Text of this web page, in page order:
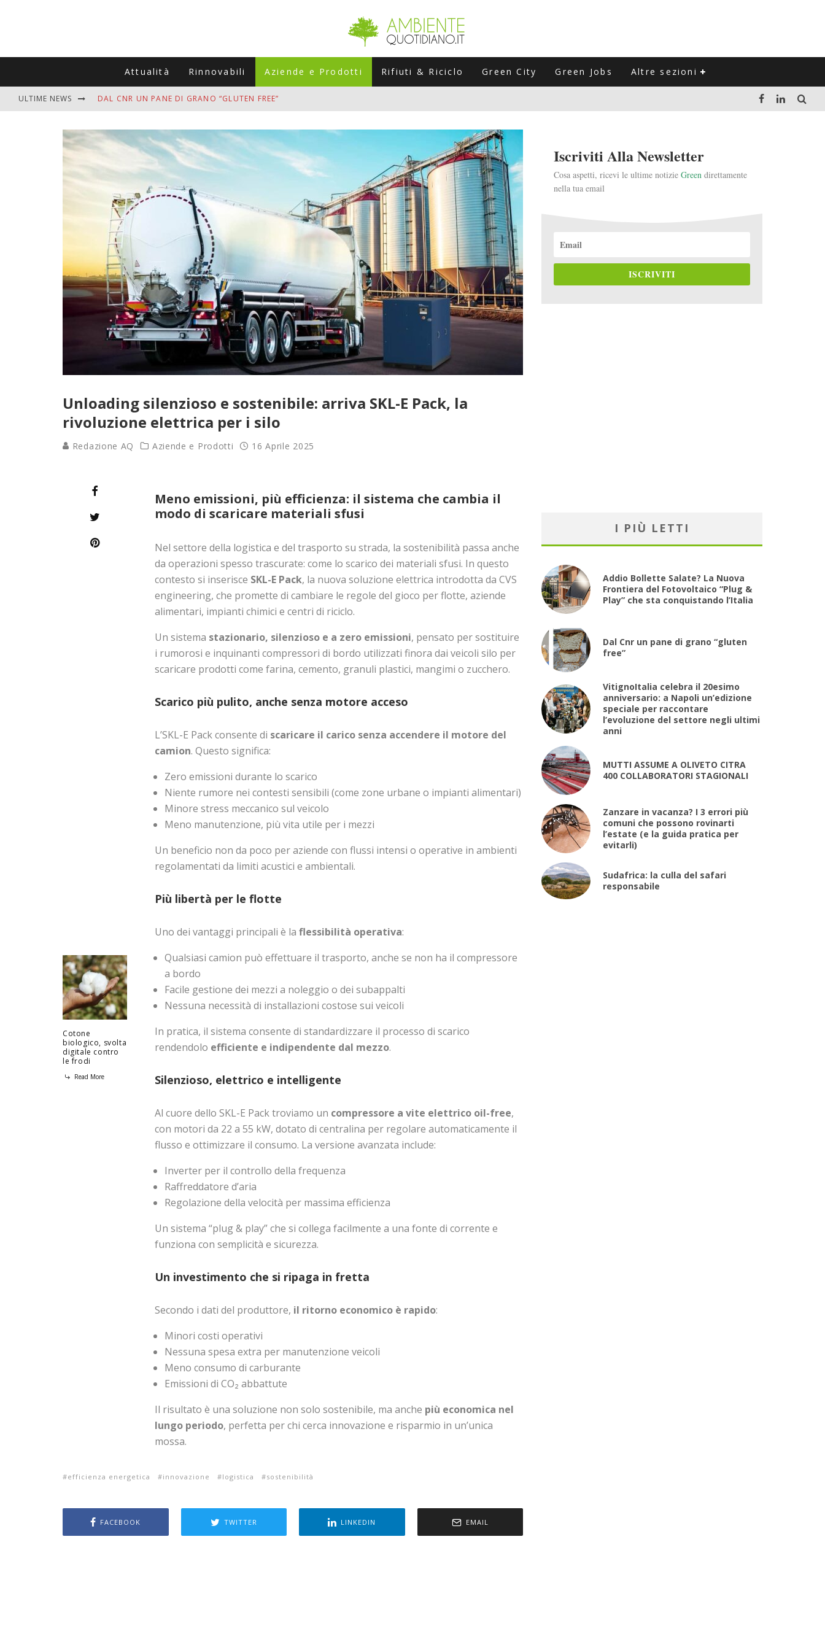
Attualità Rinnovabili Aziende e Prodotti Rifiuti & Riciclo Green City Green Jobs Altre sezioni
ULTIME NEWS DAL CNR UN PANE DI GRANO “GLUTEN FREE”
MUTTI ASSUME A OLIVETO CITRA 400 COLLABORATORI STAGIONALI
ZANZARE IN VACANZA? I 3 ERRORI PIÙ COMUNI CHE POSSONO ROVINARTI L’ESTATE (E LA GUIDA PRATICA PER EVITARLI)
ADDIO BOLLETTE SALATE? LA NUOVA FRONTIERA DEL FOTOVOLTAICO "PLUG & PLAY" CHE STA CONQUISTANDO L'ITALIA
Unloading silenzioso e sostenibile: arriva SKL-E Pack, la
rivoluzione elettrica per i silo
Redazione AQ Aziende e Prodotti 16 Aprile 2025
Cotone
biologico, svolta
digitale contro
le frodi
Read More
Meno emissioni, più efficienza: il sistema che cambia il
modo di scaricare materiali sfusi
Nel settore della logistica e del trasporto su strada, la sostenibilità passa anche
da operazioni spesso trascurate: come lo scarico dei materiali sfusi. In questo
contesto si inserisce SKL-E Pack, la nuova soluzione elettrica introdotta da CVS
engineering, che promette di cambiare le regole del gioco per flotte, aziende
alimentari, impianti chimici e centri di riciclo.
Un sistema stazionario, silenzioso e a zero emissioni, pensato per sostituire
i rumorosi e inquinanti compressori di bordo utilizzati finora dai veicoli silo per
scaricare prodotti come farina, cemento, granuli plastici, mangimi o zucchero.
Scarico più pulito, anche senza motore acceso
L’SKL-E Pack consente di scaricare il carico senza accendere il motore del
camion. Questo significa:
Zero emissioni durante lo scarico
Niente rumore nei contesti sensibili (come zone urbane o impianti alimentari)
Minore stress meccanico sul veicolo
Meno manutenzione, più vita utile per i mezzi
Un beneficio non da poco per aziende con flussi intensi o operative in ambienti
regolamentati da limiti acustici e ambientali.
Più libertà per le flotte
Uno dei vantaggi principali è la flessibilità operativa:
Qualsiasi camion può effettuare il trasporto, anche se non ha il compressore
a bordo
Facile gestione dei mezzi a noleggio o dei subappalti
Nessuna necessità di installazioni costose sui veicoli
In pratica, il sistema consente di standardizzare il processo di scarico
rendendolo efficiente e indipendente dal mezzo.
Silenzioso, elettrico e intelligente
Al cuore dello SKL-E Pack troviamo un compressore a vite elettrico oil-free,
con motori da 22 a 55 kW, dotato di centralina per regolare automaticamente il
flusso e ottimizzare il consumo. La versione avanzata include:
Inverter per il controllo della frequenza
Raffreddatore d’aria
Regolazione della velocità per massima efficienza
Un sistema “plug & play” che si collega facilmente a una fonte di corrente e
funziona con semplicità e sicurezza.
Un investimento che si ripaga in fretta
Secondo i dati del produttore, il ritorno economico è rapido:
Minori costi operativi
Nessuna spesa extra per manutenzione veicoli
Meno consumo di carburante
Emissioni di CO₂ abbattute
Il risultato è una soluzione non solo sostenibile, ma anche più economica nel
lungo periodo, perfetta per chi cerca innovazione e risparmio in un’unica
mossa.
efficienza energetica innovazione logistica sostenibilità
FACEBOOK TWITTER LINKEDIN EMAIL
Iscriviti Alla Newsletter
Cosa aspetti, ricevi le ultime notizie Green direttamente
nella tua email
ISCRIVITI
I PIÙ LETTI
Addio Bollette Salate? La Nuova
Frontiera del Fotovoltaico “Plug &
Play” che sta conquistando l’Italia
Dal Cnr un pane di grano “gluten
free”
VitignoItalia celebra il 20esimo
anniversario: a Napoli un’edizione
speciale per raccontare
l’evoluzione del settore negli ultimi
anni
MUTTI ASSUME A OLIVETO CITRA
400 COLLABORATORI STAGIONALI
Zanzare in vacanza? I 3 errori più
comuni che possono rovinarti
l’estate (e la guida pratica per
evitarli)
Sudafrica: la culla del safari
responsabile